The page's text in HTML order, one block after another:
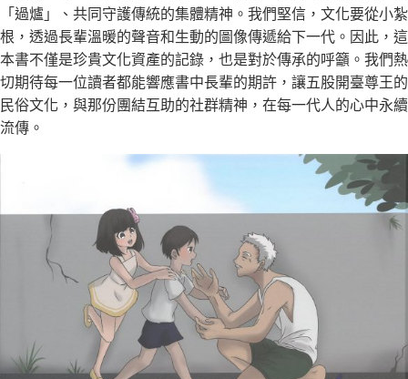
「過爐」、共同守護傳統的集體精神。我們堅信，文化要從小紮
根，透過長輩溫暖的聲音和生動的圖像傳遞給下一代。因此，這
本書不僅是珍貴文化資產的記錄，也是對於傳承的呼籲。我們熱
切期待每一位讀者都能響應書中長輩的期許，讓五股開臺尊王的
民俗文化，與那份團結互助的社群精神，在每一代人的心中永續
流傳。